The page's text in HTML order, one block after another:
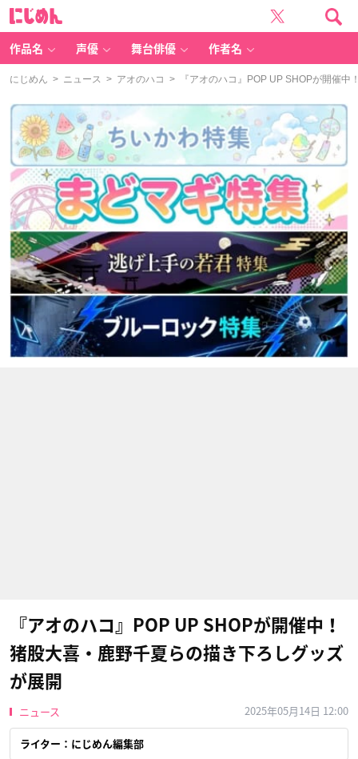
作品名 声優 舞台俳優 作者名
にじめん > ニュース > アオのハコ > 『アオのハコ』POP UP SHOPが開催中
『アオのハコ』POP UP SHOPが開催中！
猪股大喜・鹿野千夏らの描き下ろしグッズ
が展開
ニュース 2025年05月14日 12:00
ライター：にじめん編集部